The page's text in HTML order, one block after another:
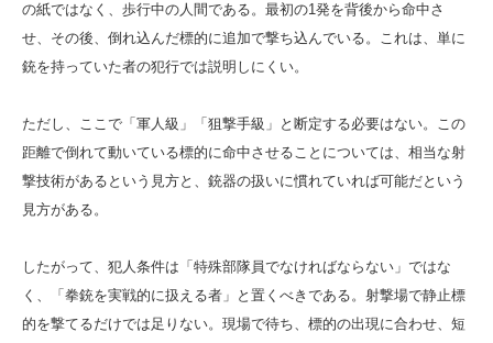
の紙ではなく、歩行中の人間である。最初の1発を背後から命中さ
せ、その後、倒れ込んだ標的に追加で撃ち込んでいる。これは、単に
銃を持っていた者の犯行では説明しにくい。
ただし、ここで「軍人級」「狙撃手級」と断定する必要はない。この
距離で倒れて動いている標的に命中させることについては、相当な射
撃技術があるという見方と、銃器の扱いに慣れていれば可能だという
見方がある。
したがって、犯人条件は「特殊部隊員でなければならない」ではな
く、「拳銃を実戦的に扱える者」と置くべきである。射撃場で静止標
的を撃てるだけでは足りない。現場で待ち、標的の出現に合わせ、短